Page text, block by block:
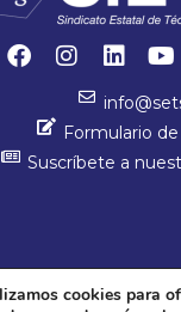
Formulario
Suscríbete a
cookies para